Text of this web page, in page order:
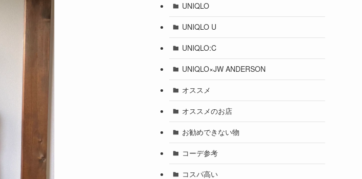
UNIQLO
UNIQLO U
UNIQLO:C
UNIQLO×JW ANDERSON
オススメ
オススメのお店
お勧めできない物
コーデ参考
コスパ高い